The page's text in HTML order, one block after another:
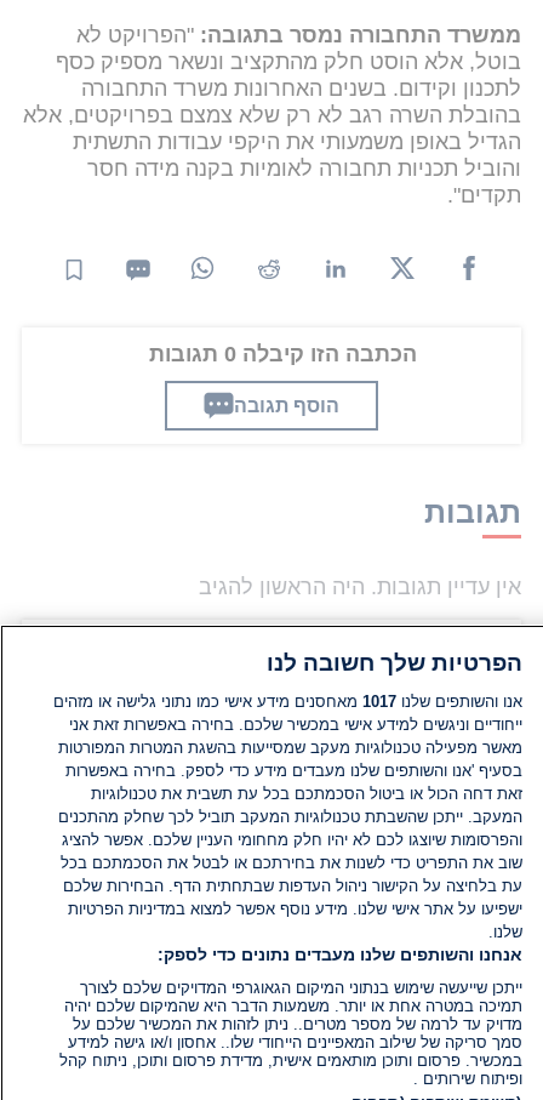
ממשרד התחבורה נמסר בתגובה: "הפרויקט לא
בוטל, אלא הוסט חלק מהתקציב ונשאר מספיק כסף
לתכנון וקידום. בשנים האחרונות משרד התחבורה
בהובלת השרה רגב לא רק שלא צמצם בפרויקטים, אלא
הגדיל באופן משמעותי את היקפי עבודות התשתית
והוביל תכניות תחבורה לאומיות בקנה מידה חסר
תקדים".
הכתבה הזו קיבלה 0 תגובות
הוסף תגובה
תגובות
אין עדיין תגובות. היה הראשון להגיב
הוסף תגובה
הפרטיות שלך חשובה לנו
אנו והשותפים שלנו1017 מאחסנים מידע אישי כמו נתוני גלישה או מזהים
ייחודיים וניגשים למידע אישי במכשיר שלכם. בחירה באפשרות זאת אני
מאשר מפעילה טכנולוגיות מעקב שמסייעות בהשגת המטרות המפורטות
בסעיף 'אנו והשותפים שלנו מעבדים מידע כדי לספק. בחירה באפשרות
זאת דחה הכול או ביטול הסכמתכם בכל עת תשבית את טכנולוגיות
המעקב. ייתכן שהשבתת טכנולוגיות המעקב תוביל לכך שחלק מהתכנים
והפרסומות שיוצגו לכם לא יהיו חלק מחחומי העניין שלכם. אפשר להציג
שוב את התפריט כדי לשנות את בחירתכם או לבטל את הסכמתכם בכל
עת בלחיצה על הקישור ניהול העדפות שבתחתית הדף. הבחירות שלכם
ישפיעו על אתר אישי שלנו. מידע נוסף אפשר למצוא במדיניות הפרטיות
שלנו.
אנחנו והשותפים שלנו מעבדים נתונים כדי לספק:
ייתכן שייעשה שימוש בנתוני המיקום הגאוגרפי המדויקים שלכם לצורך
תמיכה במטרה אחת או יותר. משמעות הדבר היא שהמיקום שלכם יהיה
מדויק עד לרמה של מספר מטרים.. ניתן לזהות את המכשיר שלכם על
סמך סריקה של שילוב המאפיינים הייחודי שלו.. אחסון ו/או גישה למידע
במכשיר. פרסום ותוכן מותאמים אישית, מדידת פרסום ותוכן, ניתוח קהל
ופיתוח שירותים .